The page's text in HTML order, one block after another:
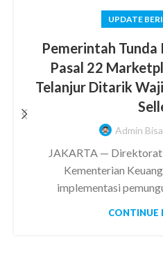
UPDATE
Pemerintah Tunda
Pasal 22
Telanjur Ditarik
Admin
JAKARTA — Direktorat
Kementerian
implementasi
CONTINUE